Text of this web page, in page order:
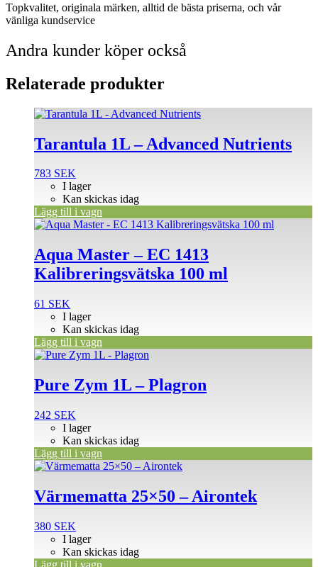
Topkvalitet, originala märken, alltid de bästa priserna, och vår
vänliga kundservice
Andra kunder köper också
Relaterade produkter
Tarantula 1L – Advanced Nutrients
783 SEK
I lager
Kan skickas idag
Lägg till i vagn
Aqua Master – EC 1413
Kalibreringsvätska 100 ml
61 SEK
I lager
Kan skickas idag
Lägg till i vagn
Pure Zym 1L – Plagron
242 SEK
I lager
Kan skickas idag
Lägg till i vagn
Värmematta 25×50 – Airontek
380 SEK
I lager
Kan skickas idag
Lägg till i vagn